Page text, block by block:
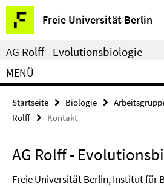
Springe
direkt
zu
Inhalt
Freie Universität Berlin
Service-
Navigation
AG Rolff - Evolutionsbiologie
MENÜ
Startseite Biologie
Rolff
Kontakt
AG Rolff -
Freie Universität Berlin, Institut für